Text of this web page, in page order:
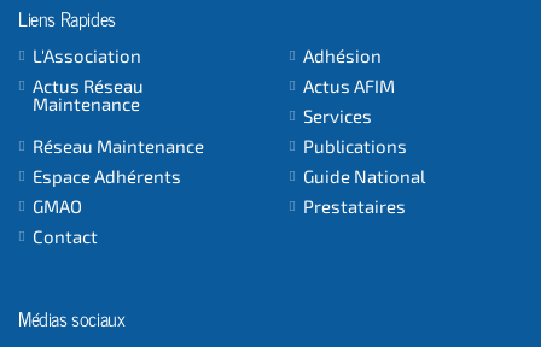
Liens Rapides
L'Association
Adhésion
Actus Réseau
Maintenance
Actus AFIM
Services
Réseau Maintenance
Publications
Espace Adhérents
Guide National
GMAO
Prestataires
Contact
Médias sociaux